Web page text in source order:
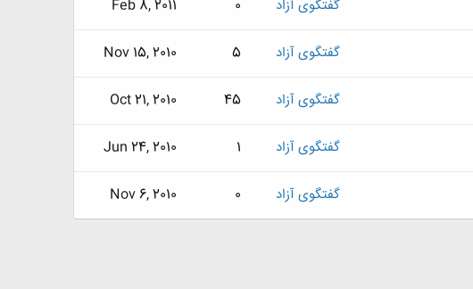
گفتگوی آزاد 0
Feb 8, 2011
گفتگوی آزاد 5
Nov 15, 2010
گفتگوی آزاد 45
Oct 21, 2010
گفتگوی آزاد 1
Jun 24, 2010
گفتگوی آزاد 0
Nov 6, 2010